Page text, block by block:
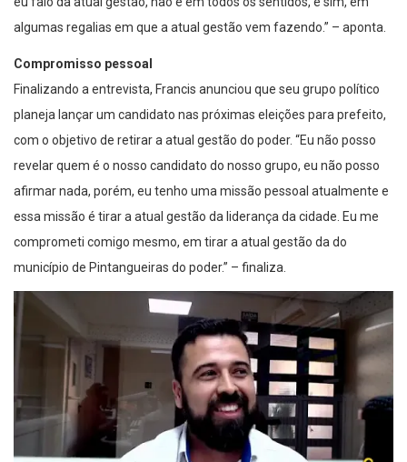
algumas regalias em que a atual gestão vem fazendo.” – aponta.
Finalizando a entrevista, Francis anunciou que seu grupo político
planeja lançar um candidato nas próximas eleições para prefeito,
com o objetivo de retirar a atual gestão do poder. “Eu não posso
revelar quem é o nosso candidato do nosso grupo, eu não posso
afirmar nada, porém, eu tenho uma missão pessoal atualmente e
essa missão é tirar a atual gestão da liderança da cidade. Eu me
comprometi comigo mesmo, em tirar a atual gestão da do
município de Pintangueiras do poder.” – finaliza.